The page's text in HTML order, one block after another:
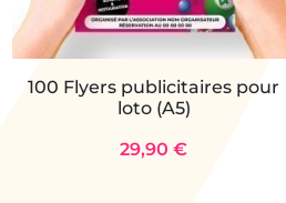
100 Flyers publicitaires pour
loto (A5)
29,90 €